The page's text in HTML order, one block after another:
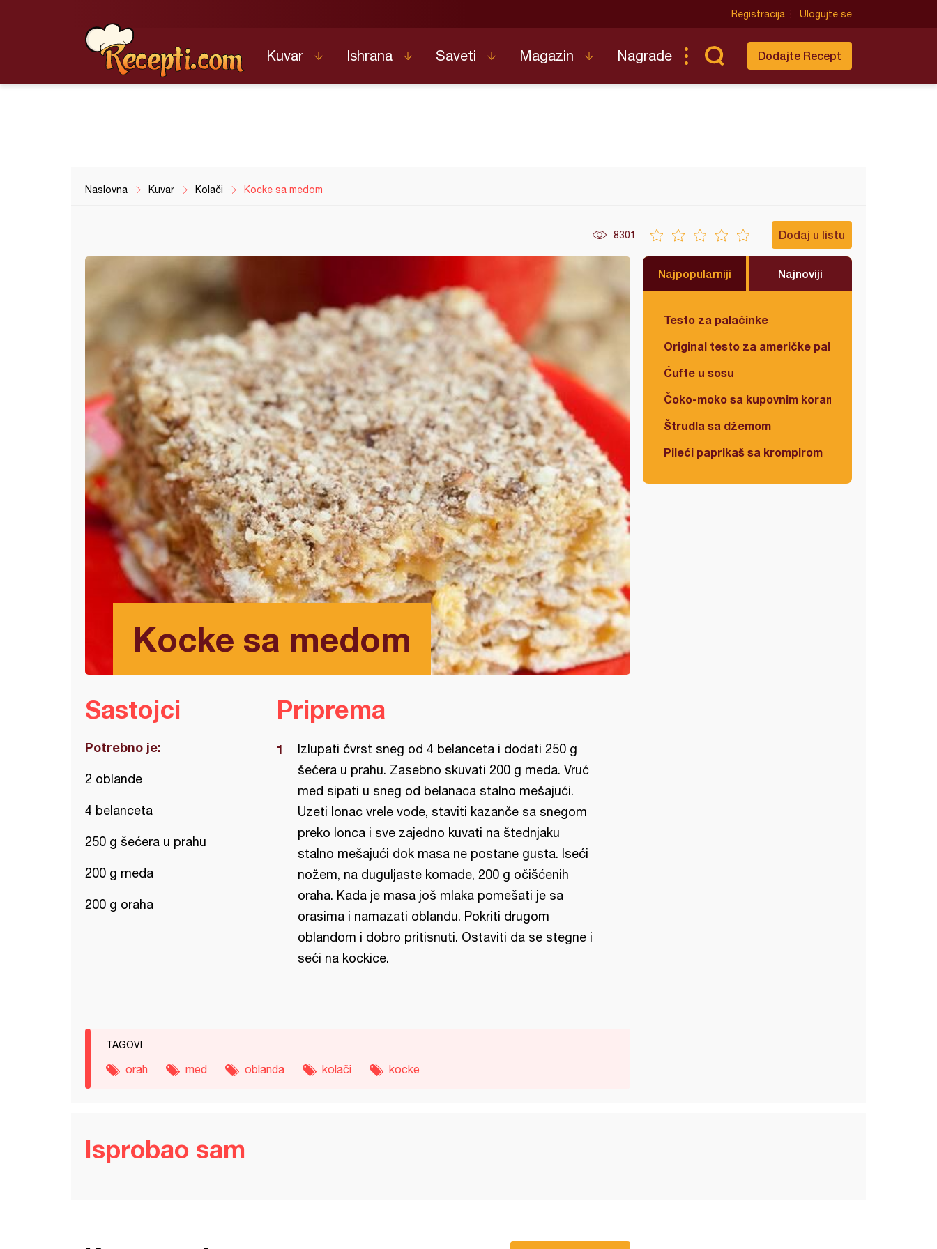
Registracija Ulogujte se
Kuvar Ishrana Saveti Magazin Nagrade Dodajte Recept
Naslovna Kuvar Kolači Kocke sa medom
8301 Dodaj u listu
Kocke sa medom
Najpopularniji Najnoviji
Testo za palačinke
Original testo za američke palačinke
Ćufte u sosu
Čoko-moko sa kupovnim korama
Štrudla sa džemom
Pileći paprikaš sa krompirom
Sastojci
Potrebno je:
2 oblande
4 belanceta
250 g šećera u prahu
200 g meda
200 g oraha
Priprema
Izlupati čvrst sneg od 4 belanceta i dodati 250 g
šećera u prahu. Zasebno skuvati 200 g meda. Vruć
med sipati u sneg od belanaca stalno mešajući.
Uzeti lonac vrele vode, staviti kazanče sa snegom
preko lonca i sve zajedno kuvati na štednjaku
stalno mešajući dok masa ne postane gusta. Iseći
nožem, na duguljaste komade, 200 g očišćenih
oraha. Kada je masa još mlaka pomešati je sa
orasima i namazati oblandu. Pokriti drugom
oblandom i dobro pritisnuti. Ostaviti da se stegne i
seći na kockice.
TAGOVI
orah med oblanda kolači kocke
Isprobao sam